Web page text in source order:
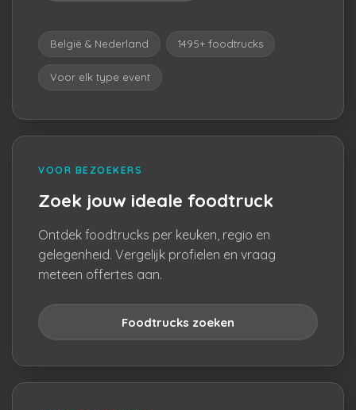
België & Nederland 1495+ foodtrucks
Voor elk type event
VOOR BEZOEKERS
Zoek jouw ideale foodtruck
Ontdek foodtrucks per keuken, regio en
gelegenheid. Vergelijk profielen en vraag
meteen offertes aan.
Foodtrucks zoeken